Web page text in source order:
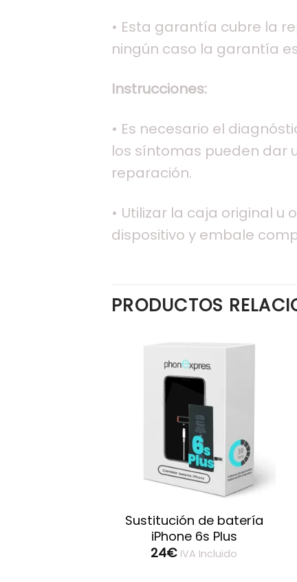
• Esta garantía cubre la
ningún caso la garantía
Instrucciones:
• Es necesario el
los síntomas pueden dar
reparación.
• Utilizar la caja original
dispositivo y embale
PRODUCTOS
Sustitución de batería
iPhone 6s Plus
24€ IVA Incluido